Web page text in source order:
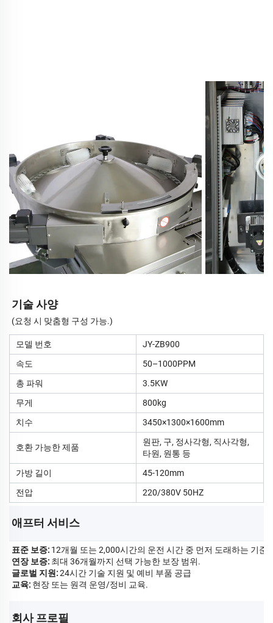
기술 사양
(요청 시 맞춤형 구성 가능.)
모델 번호
JY-ZB900
속도
50–1000PPM
총 파워
3.5KW
무게
800kg
치수
3450×1300×1600mm
호환 가능한 제품
원판, 구, 정사각형, 직사각형,
타원, 원통 등
가방 길이
45-120mm
전압
220/380V 50HZ
애프터 서비스
표준 보증: 12개월 또는 2,000시간의 운전 시간 중 먼저 도래하는 기준.
연장 보증: 최대 36개월까지 선택 가능한 보장 범위.
글로벌 지원:24시간 기술 지원 및 예비 부품 공급
교육: 현장 또는 원격 운영/정비 교육.
회사 프로필